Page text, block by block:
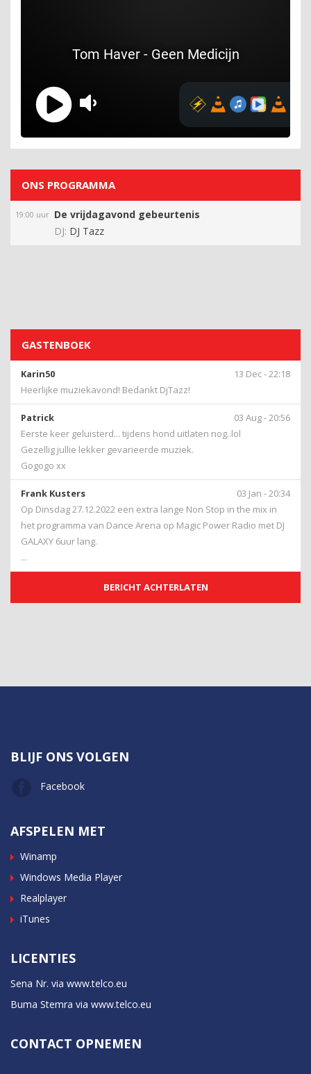
ONS PROGRAMMA
19:00 uur De vrijdagavond gebeurtenis
DJ: DJ Tazz
GASTENBOEK
Karin50
13 Dec - 22:18
Heerlijke muziekavond! Bedankt DjTazz!
Patrick
03 Aug - 20:56
Eerste keer geluisterd... tijdens hond uitlaten nog..lol
Gezellig jullie lekker gevarieerde muziek.
Gogogo xx
Frank Kusters
03 Jan - 20:34
Op Dinsdag 27.12.2022 een extra lange Non Stop in the mix in
het programma van Dance Arena op Magic Power Radio met DJ
GALAXY 6uur lang.
...
BERICHT ACHTERLATEN
BLIJF ONS VOLGEN
Facebook
AFSPELEN MET
Winamp
Windows Media Player
Realplayer
iTunes
LICENTIES
Sena Nr. via www.telco.eu
Buma Stemra via www.telco.eu
CONTACT OPNEMEN